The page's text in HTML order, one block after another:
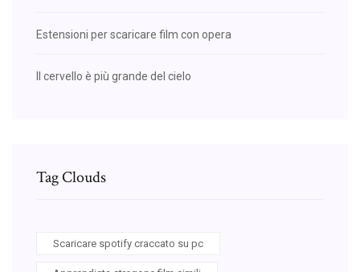
Estensioni per scaricare film con opera
Il cervello è più grande del cielo
Tag Clouds
Scaricare spotify craccato su pc